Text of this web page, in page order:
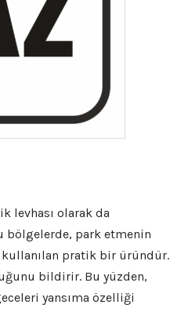
levhası olarak da
bölgelerde, park etmenin
pratik bir üründür.
bildirir. Bu yüzden,
yansıma özelliği